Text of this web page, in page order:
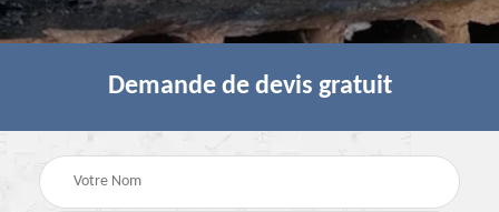
Demande de devis gratuit